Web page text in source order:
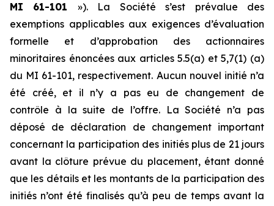
MI 61-101 »). La Société s’est prévalue des
exemptions applicables aux exigences d’évaluation
formelle et d’approbation des actionnaires
minoritaires énoncées aux articles 5.5(a) et 5,7(1) (a)
du MI 61-101, respectivement. Aucun nouvel initié n’a
été créé, et il n’y a pas eu de changement de
contrôle à la suite de l’offre. La Société n’a pas
déposé de déclaration de changement important
concernant la participation des initiés plus de 21 jours
avant la clôture prévue du placement, étant donné
que les détails et les montants de la participation des
initiés n’ont été finalisés qu’à peu de temps avant la